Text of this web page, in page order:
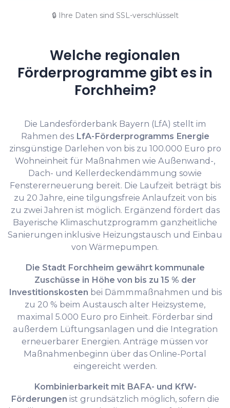
🔒 Ihre Daten sind SSL-verschlüsselt
Welche regionalen
Förderprogramme gibt es in
Forchheim?
Die Landesförderbank Bayern (LfA) stellt im
Rahmen des LfA-Förderprogramms Energie
zinsgünstige Darlehen von bis zu 100.000 Euro pro
Wohneinheit für Maßnahmen wie Außenwand-,
Dach- und Kellerdeckendämmung sowie
Fenstererneuerung bereit. Die Laufzeit beträgt bis
zu 20 Jahre, eine tilgungsfreie Anlaufzeit von bis
zu zwei Jahren ist möglich. Ergänzend fördert das
Bayerische Klimaschutzprogramm ganzheitliche
Sanierungen inklusive Heizungstausch und Einbau
von Wärmepumpen.
Die Stadt Forchheim gewährt kommunale
Zuschüsse in Höhe von bis zu 15 % der
Investitionskosten bei Dämmmaßnahmen und bis
zu 20 % beim Austausch alter Heizsysteme,
maximal 5.000 Euro pro Einheit. Förderbar sind
außerdem Lüftungsanlagen und die Integration
erneuerbarer Energien. Anträge müssen vor
Maßnahmenbeginn über das Online-Portal
eingereicht werden.
Kombinierbarkeit mit BAFA- und KfW-
Förderungen ist grundsätzlich möglich, sofern die